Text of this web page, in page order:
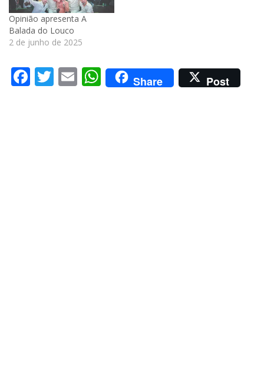
Opinião apresenta A
Balada do Louco
2 de junho de 2025
Facebook
Twitter
EmailWhatsApp
Share Post